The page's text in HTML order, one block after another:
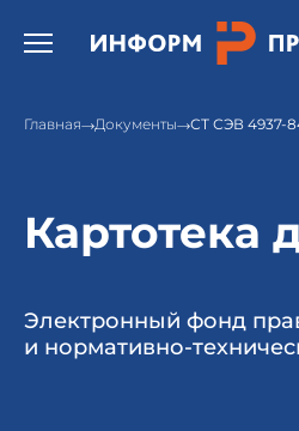
Открыть бургер меню.
Главная Документы СТ СЭВ 4937-
Картотека
Электронный фонд
и нормативно-